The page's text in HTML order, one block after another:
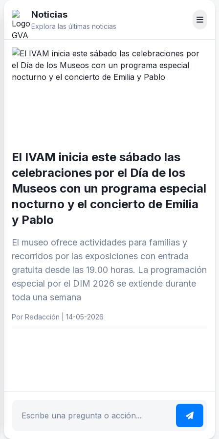
Noticias
Explora las últimas noticias
El IVAM inicia este sábado las
celebraciones por el Día de los
Museos con un programa especial
nocturno y el concierto de Emilia
y Pablo
El museo ofrece actividades para familias y
recorridos por las exposiciones con entrada
gratuita desde las 19.00 horas. La programación
especial por el DIM 2026 se extiende durante
toda una semana
Por Redacción | 14-05-2026
Escribe tu pregunta